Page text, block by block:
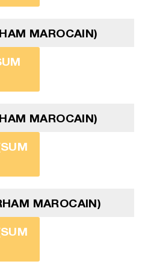
MAROCAIN)
MAROCAIN)
MAROCAIN)